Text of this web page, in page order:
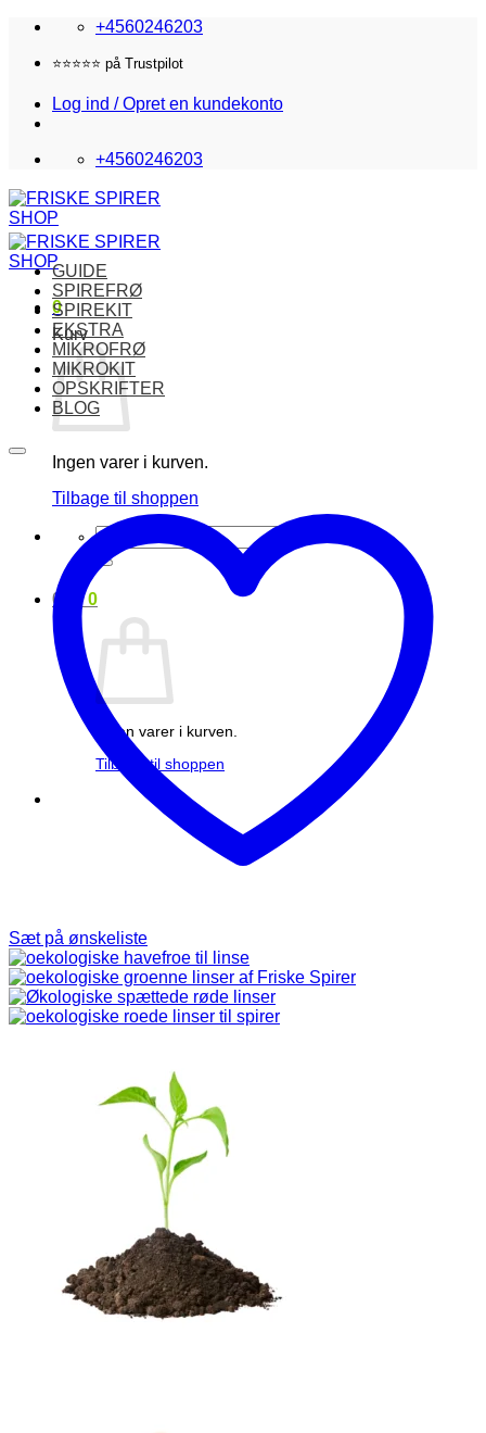
Fortsæt
indhold
+4560246203
⭐️⭐️⭐️⭐️⭐️ på Trustpilot
Log ind / Opret en kundekonto
+4560246203
0
Kurv
Ingen varer i kurven.
Tilbage til shoppen
Søg
efter:
0 kr. 0
Ingen varer i kurven.
Tilbage til shoppen
GUIDE
SPIREFRØ
SPIREKIT
EKSTRA
MIKROFRØ
MIKROKIT
OPSKRIFTER
BLOG
Sæt på ønskeliste